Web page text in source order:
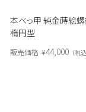
本べっ甲 純金蒔絵
楕円型
販売価格 ¥44,000 税込